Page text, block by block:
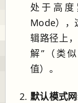
处于高度
Mode），
辑路径上
解”（类
值）。
默认模式